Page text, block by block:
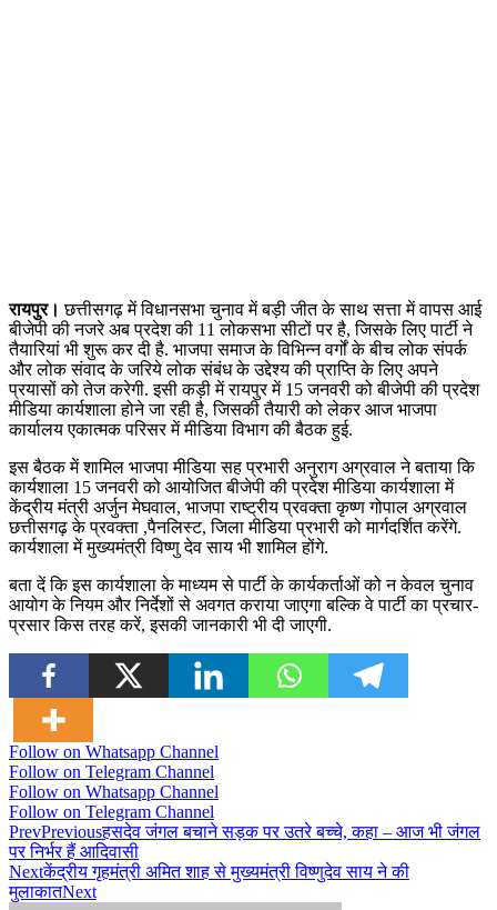
रायपुर।छत्तीसगढ़ में विधानसभा चुनाव में बड़ी जीत के साथ सत्ता में वापस आई
बीजेपी की नजरे अब प्रदेश की 11 लोकसभा सीटों पर है, जिसके लिए पार्टी ने
तैयारियां भी शुरू कर दी है. भाजपा समाज के विभिन्न वर्गों के बीच लोक संपर्क
और लोक संवाद के जरिये लोक संबंध के उद्देश्य की प्राप्ति के लिए अपने
प्रयासों को तेज करेगी. इसी कड़ी में रायपुर में 15 जनवरी को बीजेपी की प्रदेश
मीडिया कार्यशाला होने जा रही है, जिसकी तैयारी को लेकर आज भाजपा
कार्यालय एकात्मक परिसर में मीडिया विभाग की बैठक हुई.
इस बैठक में शामिल भाजपा मीडिया सह प्रभारी अनुराग अग्रवाल ने बताया कि
कार्यशाला 15 जनवरी को आयोजित बीजेपी की प्रदेश मीडिया कार्यशाला में
केंद्रीय मंत्री अर्जुन मेघवाल, भाजपा राष्ट्रीय प्रवक्ता कृष्ण गोपाल अग्रवाल
छत्तीसगढ़ के प्रवक्ता ,पैनलिस्ट, जिला मीडिया प्रभारी को मार्गदर्शित करेंगे.
कार्यशाला में मुख्यमंत्री विष्णु देव साय भी शामिल होंगे.
बता दें कि इस कार्यशाला के माध्यम से पार्टी के कार्यकर्ताओं को न केवल चुनाव
आयोग के नियम और निर्देशों से अवगत कराया जाएगा बल्कि वे पार्टी का प्रचार-
प्रसार किस तरह करें, इसकी जानकारी भी दी जाएगी.
Follow on Whatsapp Channel
Follow on Telegram Channel
Follow on Whatsapp Channel
Follow on Telegram Channel
PrevPreviousहसदेव जंगल बचाने सड़क पर उतरे बच्चे, कहा – आज भी जंगल
पर निर्भर हैं आदिवासी
Nextकेंद्रीय गृहमंत्री अमित शाह से मुख्यमंत्री विष्णुदेव साय ने की
मुलाकातNext